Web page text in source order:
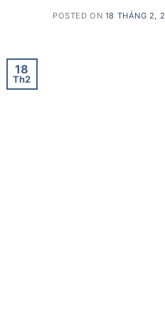
POSTED ON 18 THÁNG 2,
18
Th2